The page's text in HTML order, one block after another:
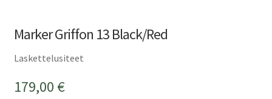
Marker Griffon 13 Black/Red
Laskettelusiteet
179,00 €